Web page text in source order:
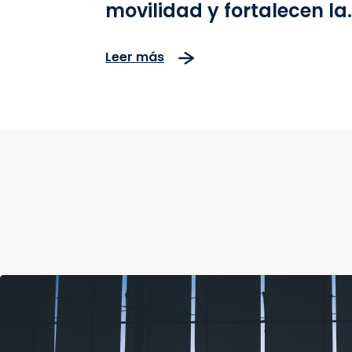
movilidad y fortalecen la
corredor Bogotá–Girardot
Leer más